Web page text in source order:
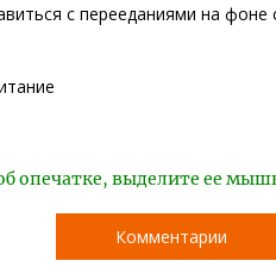
с перееданиями на фоне
опечатке, выделите ее
Комментарии